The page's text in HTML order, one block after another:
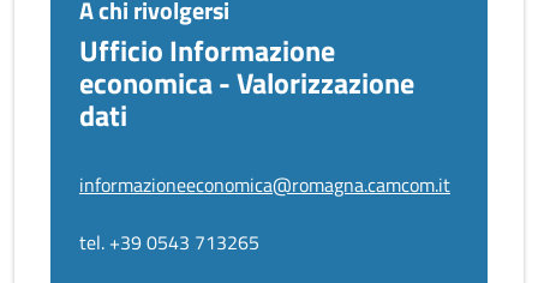
A chi rivolgersi
Ufficio Informazione
economica - Valorizzazione
dati
informazioneeconomica@romagna.camcom.it
tel. +39 0543 713265